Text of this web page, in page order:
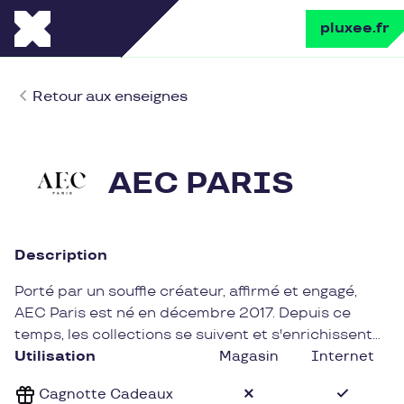
pluxee.fr
Retour aux enseignes
AEC PARIS
Description
Porté par un souffle créateur, affirmé et engagé,
AEC Paris est né en décembre 2017. Depuis ce
temps, les collections se suivent et s'enrichissent
de nouveaux designs, de nouveaux matériaux pour
notre inspiration de vous, de nos voyages, du passé,
Utilisation Magasin Internet
Cagnotte Cadeaux